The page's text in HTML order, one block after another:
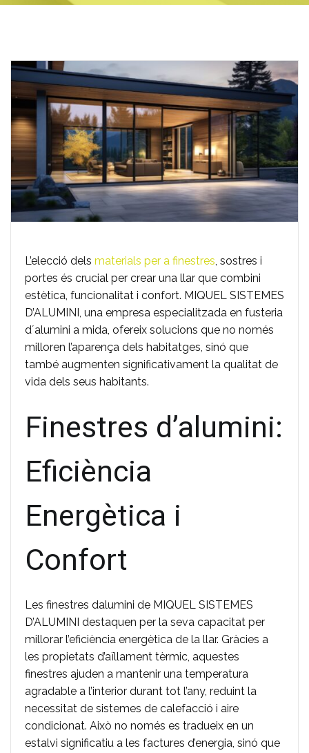
L’elecció dels materials per a finestres, sostres i
portes és crucial per crear una llar que combini
estètica, funcionalitat i confort. MIQUEL SISTEMES
D’ALUMINI, una empresa especialitzada en fusteria
d´alumini a mida, ofereix solucions que no només
milloren l’aparença dels habitatges, sinó que
també augmenten significativament la qualitat de
vida dels seus habitants.
Finestres d’alumini:
Eficiència
Energètica i
Confort
Les finestres dalumini de MIQUEL SISTEMES
D’ALUMINI destaquen per la seva capacitat per
millorar l’eficiència energètica de la llar. Gràcies a
les propietats d’aïllament tèrmic, aquestes
finestres ajuden a mantenir una temperatura
agradable a l’interior durant tot l’any, reduint la
necessitat de sistemes de calefacció i aire
condicionat. Això no només es tradueix en un
estalvi significatiu a les factures d’energia, sinó que